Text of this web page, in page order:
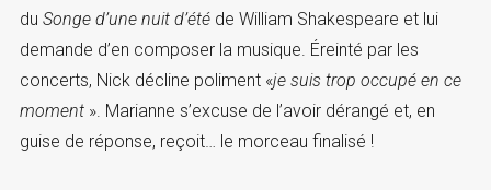
du Songe d’une nuit d’étéde William Shakespeare et lui
demande d’en composer la musique. Éreinté par les
concerts, Nick décline poliment «je suis trop occupé en ce
moment ». Marianne s’excuse de l’avoir dérangé et, en
guise de réponse, reçoit… le morceau finalisé !